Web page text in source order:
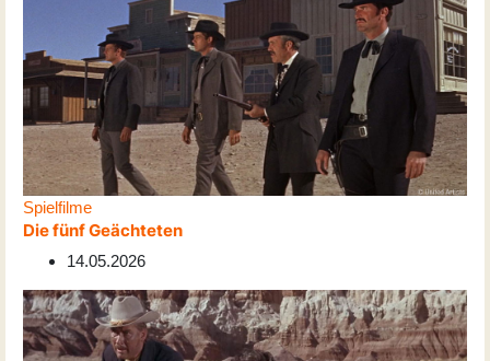
Spielfilme
Die fünf Geächteten
14.05.2026